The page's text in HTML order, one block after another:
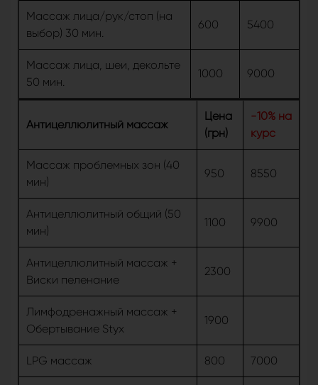
Массаж лица/рук/стоп (на
выбор) 30 мин.
600 5400
Массаж лица, шеи, декольте
50 мин.
1000 9000
Антицеллюлитный массаж
Цена
(грн)
-10% на
курс
Массаж проблемных зон (40
мин)
950 8550
Антицеллюлитный общий (50
мин)
1100 9900
Антицеллюлитный массаж +
Виски пеленание
2300
Лимфодренажный массаж +
Обертывание Styx
1900
LPG массаж 800 7000